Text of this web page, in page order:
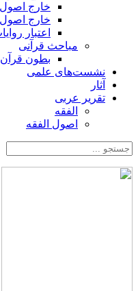
خارج اصول فقه
خارج اصول فقه
اعتبار
مباحث قرآنی
بطون قرآن
نشست‌های علمی
آثار
تقریر عربی
الفقه
اصول الفقه